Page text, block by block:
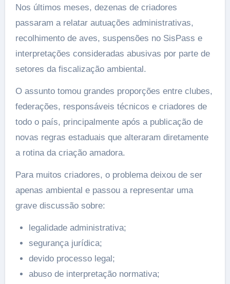
Nos últimos meses, dezenas de criadores
passaram a relatar autuações administrativas,
recolhimento de aves, suspensões no SisPass e
interpretações consideradas abusivas por parte de
setores da fiscalização ambiental.
O assunto tomou grandes proporções entre clubes,
federações, responsáveis técnicos e criadores de
todo o país, principalmente após a publicação de
novas regras estaduais que alteraram diretamente
a rotina da criação amadora.
Para muitos criadores, o problema deixou de ser
apenas ambiental e passou a representar uma
grave discussão sobre:
legalidade administrativa;
segurança jurídica;
devido processo legal;
abuso de interpretação normativa;